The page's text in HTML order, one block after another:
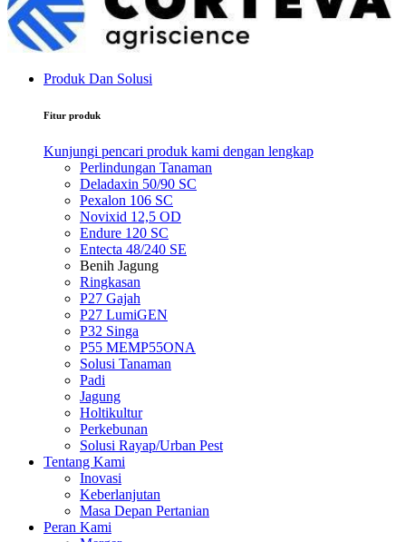
Produk Dan Solusi
Fitur produk
Kunjungi pencari produk kami dengan lengkap
Perlindungan Tanaman
Deladaxin 50/90 SC
Pexalon 106 SC
Novixid 12,5 OD
Endure 120 SC
Entecta 48/240 SE
Benih Jagung
Ringkasan
P27 Gajah
P27 LumiGEN
P32 Singa
P55 MEMP55ONA
Solusi Tanaman
Padi
Jagung
Holtikultur
Perkebunan
Solusi Rayap/Urban Pest
Tentang Kami
Inovasi
Keberlanjutan
Masa Depan Pertanian
Peran Kami